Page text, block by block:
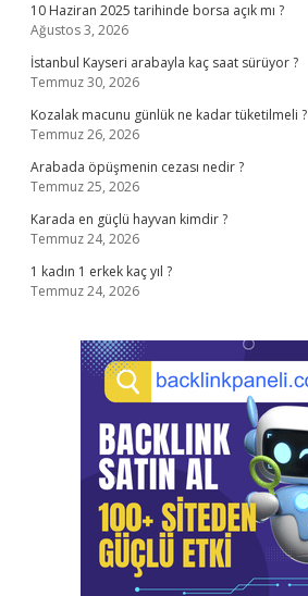
10 Haziran 2025 tarihinde borsa açık mı ?
Ağustos 3, 2026
İstanbul Kayseri arabayla kaç saat sürüyor ?
Temmuz 30, 2026
Kozalak macunu günlük ne kadar tüketilmeli ?
Temmuz 26, 2026
Arabada öpüşmenin cezası nedir ?
Temmuz 25, 2026
Karada en güçlü hayvan kimdir ?
Temmuz 24, 2026
1 kadın 1 erkek kaç yıl ?
Temmuz 24, 2026